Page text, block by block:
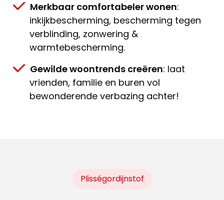
Merkbaar comfortabeler wonen:
inkijkbescherming, bescherming tegen
verblinding, zonwering &
warmtebescherming.
Gewilde woontrends creëren: laat
vrienden, familie en buren vol
bewonderende verbazing achter!
Plisségordijnstof